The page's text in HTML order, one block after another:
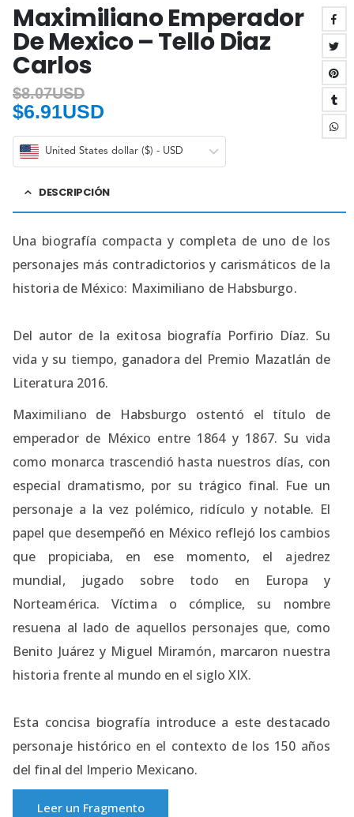
Maximiliano Emperador
De Mexico – Tello Diaz
Carlos
$8.07USD
$6.91USD
United States dollar ($) - USD
DESCRIPCIÓN
Una biografía compacta y completa de uno de los
personajes más contradictorios y carismáticos de la
historia de México: Maximiliano de Habsburgo.
Del autor de la exitosa biografía Porfirio Díaz. Su
vida y su tiempo, ganadora del Premio Mazatlán de
Literatura 2016.
Maximiliano de Habsburgo ostentó el título de
emperador de México entre 1864 y 1867. Su vida
como monarca trascendió hasta nuestros días, con
especial dramatismo, por su trágico final. Fue un
personaje a la vez polémico, ridículo y notable. El
papel que desempeñó en México reflejó los cambios
que propiciaba, en ese momento, el ajedrez
mundial, jugado sobre todo en Europa y
Norteamérica. Víctima o cómplice, su nombre
resuena al lado de aquellos personajes que, como
Benito Juárez y Miguel Miramón, marcaron nuestra
historia frente al mundo en el siglo XIX.
Esta concisa biografía introduce a este destacado
personaje histórico en el contexto de los 150 años
del final del Imperio Mexicano.
Leer un Fragmento